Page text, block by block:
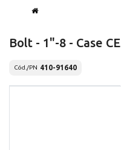
Bolt - 1"-8 - Case CE
Cód./PN 410-91640